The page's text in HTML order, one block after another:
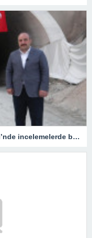
Bakan Varank, Doğancı Barajı Tüneli’nde incelemelerde bulundu